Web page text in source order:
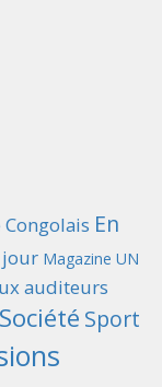
En
Magazine UN
auditeurs
Société Sport